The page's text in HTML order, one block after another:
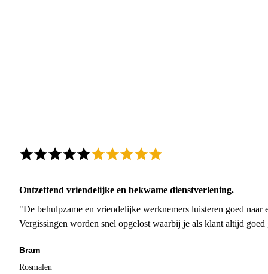
Ontzettend vriendelijke en bekwame dienstverlening.
"De behulpzame en vriendelijke werknemers luisteren goed naar
Vergissingen worden snel opgelost waarbij je als klant altijd
Bram
Rosmalen